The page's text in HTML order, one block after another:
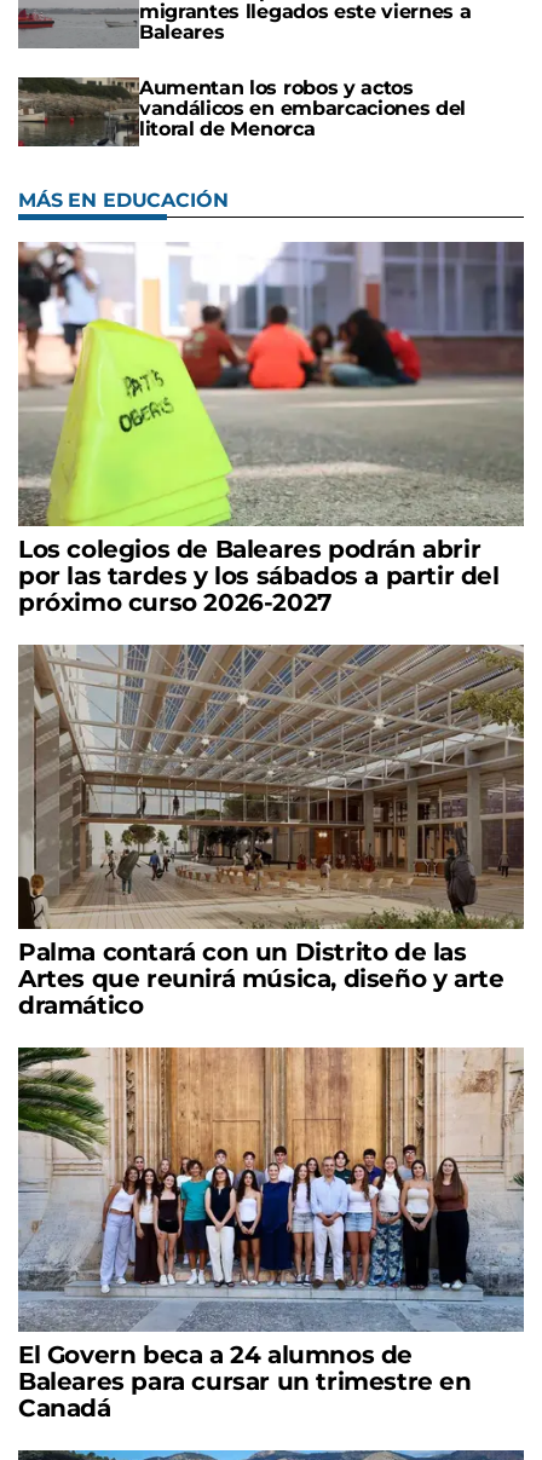
migrantes llegados este viernes a
Baleares
Aumentan los robos y actos
vandálicos en embarcaciones del
litoral de Menorca
MÁS EN EDUCACIÓN
Los colegios de Baleares podrán abrir
por las tardes y los sábados a partir del
próximo curso 2026-2027
Palma contará con un Distrito de las
Artes que reunirá música, diseño y arte
dramático
El Govern beca a 24 alumnos de
Baleares para cursar un trimestre en
Canadá